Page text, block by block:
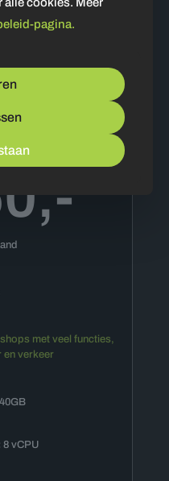
met veel functies,
en verkeer
8 vCPU
pagina.